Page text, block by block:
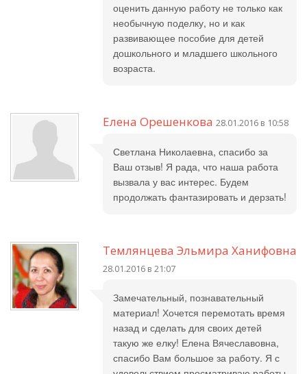
оценить данную работу не только как
необычную поделку, но и как
развивающее пособие для детей
дошкольного и младшего школьного
возраста.
Елена Орешенкова 28.01.2016 в 10:58
Светлана Николаевна, спасибо за
Ваш отзыв! Я рада, что наша работа
вызвала у вас интерес. Будем
продолжать фантазировать и дерзать!
Темлянцева Эльмира Ханифовна
28.01.2016 в 21:07
Замечательный, познавательный
материал! Хочется перемотать время
назад и сделать для своих детей
такую же елку! Елена Вячеславовна,
спасибо Вам большое за работу. Я с